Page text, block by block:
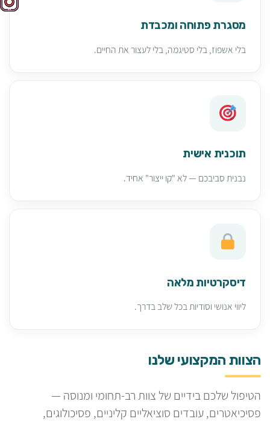
מסגרת פתוחה ומכבדת
בלי אשפוז, בלי סטיגמה, בלי לעצור את החיים.
תוכנית אישית
נבנית סביבכם — לא "קו ייצור" אחיד.
דיסקרטיות מלאה
ליווי אנושי וסודיות בכל שלב בדרך.
הצוות המקצועי שלנו
הטיפול שלכם בידיים של צוות רב-תחומי ומנוסה —
פסיכיאטרים, עובדים סוציאליים קליניים, פסיכולוגים,